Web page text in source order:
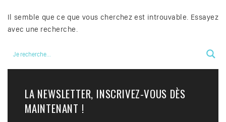
Il semble que ce que vous cherchez est introuvable. Essayez
avec une recherche.
LA NEWSLETTER, INSCRIVEZ-VOUS DÈS
MAINTENANT !